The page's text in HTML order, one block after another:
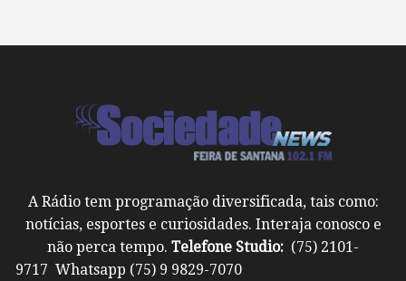
A Rádio tem programação diversificada, tais como:
notícias, esportes e curiosidades. Interaja conosco e
não perca tempo. Telefone Studio: (75) 2101-
9717 Whatsapp (75) 9 9829-7070